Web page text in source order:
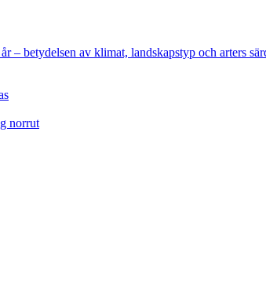
– betydelsen av klimat, landskapstyp och arters
norrut